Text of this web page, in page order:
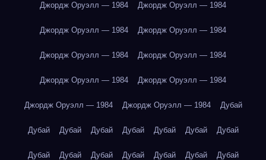
Джордж Оруэлл — 1984 Джордж Оруэлл — 1984
Джордж Оруэлл — 1984 Джордж Оруэлл — 1984
Джордж Оруэлл — 1984 Джордж Оруэлл — 1984
Джордж Оруэлл — 1984 Джордж Оруэлл — 1984
Джордж Оруэлл — 1984 Джордж Оруэлл — 1984 Дубай
Дубай Дубай Дубай Дубай Дубай Дубай Дубай
Дубай Дубай Дубай Дубай Дубай Дубай Дубай